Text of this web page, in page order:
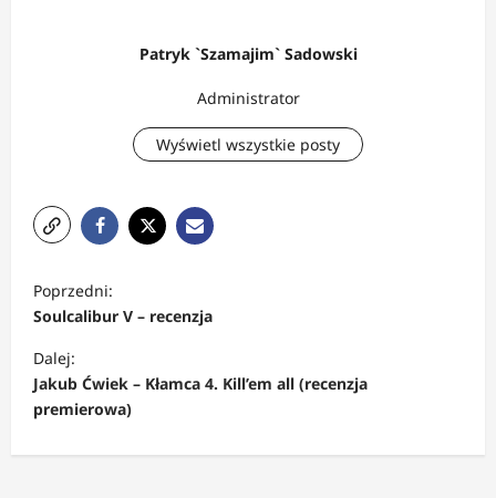
Patryk `Szamajim` Sadowski
Administrator
Wyświetl wszystkie posty
o
b
a
c
z
Poprzedni:
Soulcalibur V – recenzja
Dalej:
Jakub Ćwiek – Kłamca 4. Kill’em all (recenzja
premierowa)